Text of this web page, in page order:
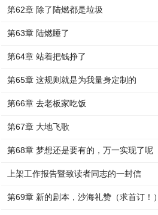
第62章 除了陆燃都是垃圾
第63章 陆燃睡了
第64章 站着把钱挣了
第65章 这规则就是为我量身定制的
第66章 去老板家吃饭
第67章 大地飞歌
第68章 梦想还是要有的，万一实现了呢
上架工作报告暨致读者同志的一封信
第69章 新的剧本，沙海礼赞（求首订！）